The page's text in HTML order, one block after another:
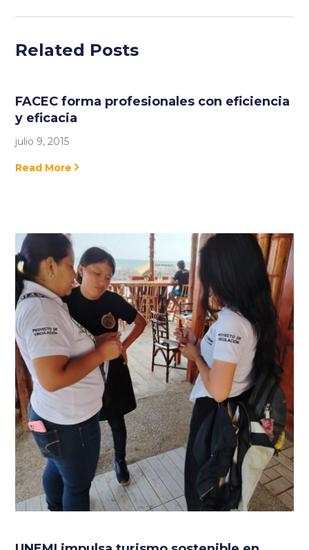
Related Posts
FACEC forma profesionales con eficiencia
y eficacia
julio 9, 2015
Read More